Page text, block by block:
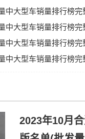
中大型车销量排行榜完
中大型车销量排行榜完
中大型车销量排行榜完
中大型车销量排行榜完
2023年10月